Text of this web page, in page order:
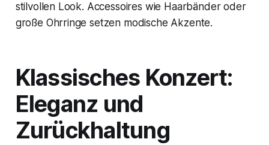
stilvollen Look. Accessoires wie Haarbänder oder
große Ohrringe setzen modische Akzente.
Klassisches Konzert:
Eleganz und
Zurückhaltung